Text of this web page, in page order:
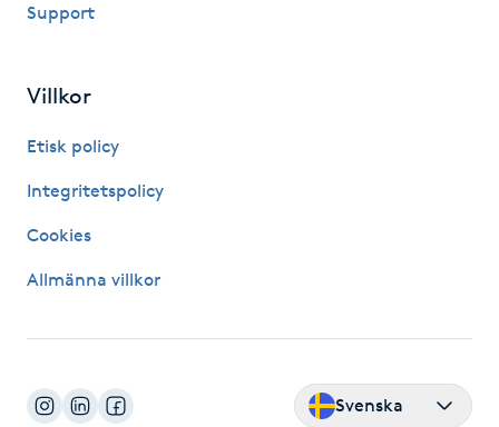
Kostrådgivning
Kroppsinpackning
Kroppspeeling
Käkledsbehandling
Kärlbehandling
Lashlift Keratin
Support
Villkor
Etisk policy
Integritetspolicy
Cookies
Allmänna villkor
Svenska